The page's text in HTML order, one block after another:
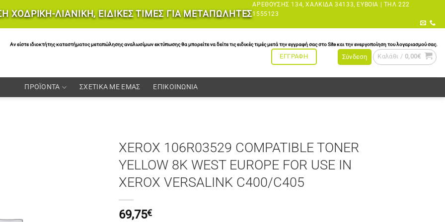
ΧΟΔΡΙΚΗ-ΛΙΑΝΙΚΗ, ΕΙΔΙΚΕΣ ΤΙΜΕΣ ΓΙΑ ΜΕΤΑΠΩΛΗΤΕΣ
ΑΡΕΘΟΎΣΗΣ 134, ΧΑΛΚΊΔΑ 34133, ΕΎΒΟΙΑ | ΤΗΛ 222
1555123
Αν είστε ιδιοκτήτης καταστήματος μεταπώλησης αναλωσίμων εκτύπωσης θα μπορείτε να δείτε τις ειδικές τιμές μετά την εγγραφή σας στο Site και την ενεργοποίηση του λογαριασμού σας.
ΕΓΓΡΑΦΗ Σύνδεση Καλάθι / 0,00€
ΠΡΟΪΟΝΤΑ ΣΧΕΤΙΚΑ ΜΕ ΕΜΑΣ ΕΠΙΚΟΙΝΩΝΙΑ
XEROX 106R03529 COMPATIBLE TONER
YELLOW 8K WEST EUROPE FOR USE IN
XEROX VERSALINK C400/C405
69,75€